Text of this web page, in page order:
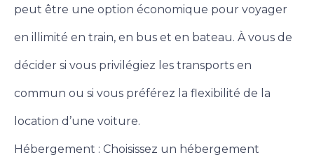
peut être une option économique pour voyager
en illimité en train, en bus et en bateau. À vous de
décider si vous privilégiez les transports en
commun ou si vous préférez la flexibilité de la
location d’une voiture.
Hébergement : Choisissez un hébergement